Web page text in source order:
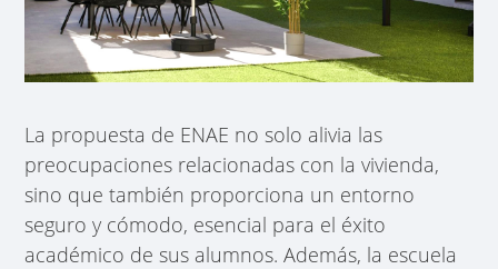
La propuesta de ENAE no solo alivia las
preocupaciones relacionadas con la vivienda,
sino que también proporciona un entorno
seguro y cómodo, esencial para el éxito
académico de sus alumnos. Además, la escuela